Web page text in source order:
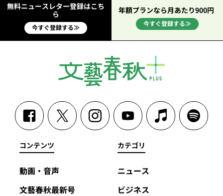
無料ニュースレター登録はこち
ら
今すぐ登録する≫
年額プランなら月あたり900円
今すぐ登録する≫
コンテンツ
動画・音声
文藝春秋最新号
カテゴリ
ニュース
ビジネス